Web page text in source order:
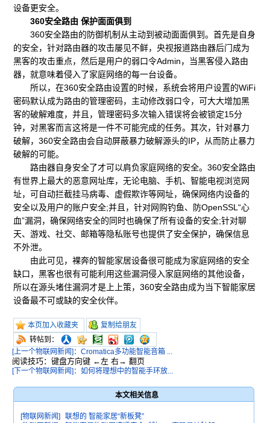
设备更安全。
360安全路由 保护面面俱到
360安全路由的防御机制从主动到被动面面俱到。首先是自身
的安全，针对路由器的攻击屡见不鲜，央视报道路由器后门成为
黑客的攻击重点，然后是用户的弱口令Admin，当黑客侵入路由
器，就意味着侵入了家庭网络的每一台设备。
所以，在360安全路由设置的时候，系统会将用户设置的WiFi
密码默认成为路由的管理密码，主动修改弱口令，可大大增加黑
客的破解难度，并且，管理密码多次输入错误将会被锁定15分
钟，对黑客而言这将是一件不可能完成的任务。其次，针对暴力
破解，360安全路由会自动屏蔽暴力破解源头的IP，从而防止暴力
破解的可能。
路由器自身安全了才可以肩负家庭网络的安全。360安全路由
有世界上最大的恶意网址库，无论电脑、手机、智能电视浏览网
址，可自动拦截挂马病毒、虚假欺诈等网址，确保网络内设备的
安全以及用户的账户安全;并且，针对网购钓鱼、防OpenSSL“心
血”漏洞，确保网络安全的同时也确保了所有设备的安全;针对聊
天、游戏、社交、邮箱等隐私账号也提供了安全保护，确保信息
不外泄。
由此可见，裸奔的智能家居设备很可能成为家庭网络的安全
缺口，黑客也很有可能利用这些漏洞侵入家庭网络的其他设备，
所以在源头堵住漏洞才是上上策，360安全路由成为当下智能家居
设备最不可或缺的安全伙伴。
本页加入收藏夹
复制给朋友
转帖到：
[上一个物联网新闻]：Cromatica多功能智能音箱 ...
阅读技巧：键盘方向键 ←左 右→ 翻页
[下一个物联网新闻]：如何将理想中的智能手环放...
本文相关信息
[物联网新闻]
联想的 智能家居“新板凳”